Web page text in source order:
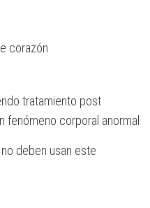
corazón
tratamiento post
fenómeno corporal anormal
deben usan este